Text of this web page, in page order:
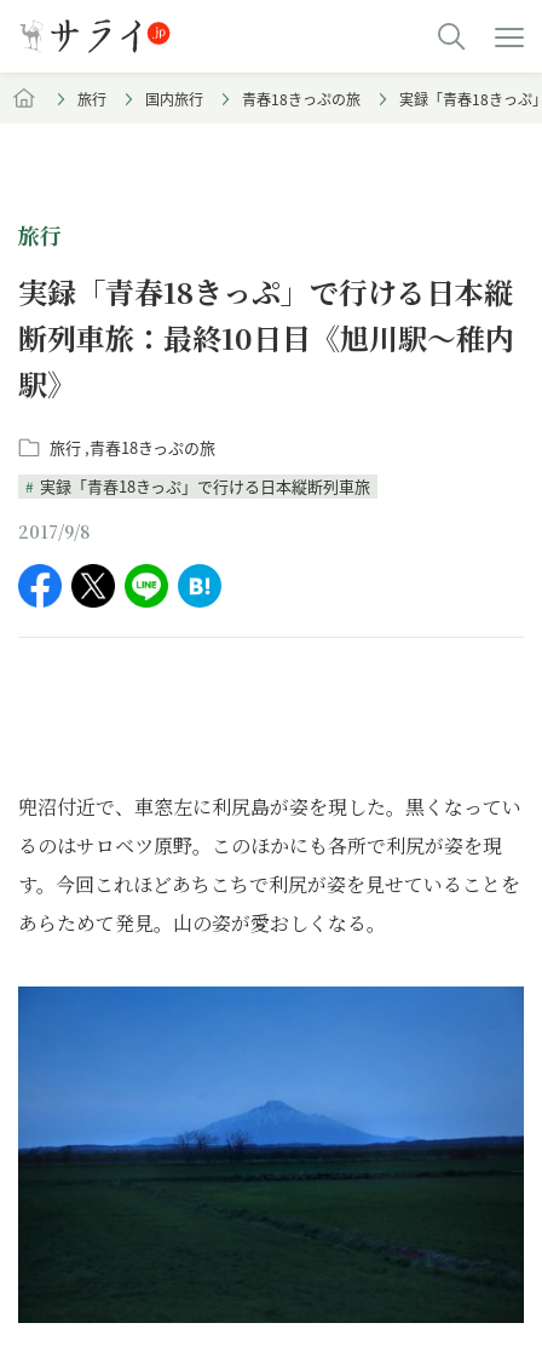
旅行 国内旅行 青春18きっぷの旅 実録「青春18きっぷ
旅行
実録「青春18きっぷ」で行ける日本縦
断列車旅：最終10日目《旭川駅～稚内
駅》
旅行 青春18きっぷの旅
実録「青春18きっぷ」で行ける日本縦断列車旅
2017/9/8
兜沼付近で、車窓左に利尻島が姿を現した。黒くなってい
るのはサロベツ原野。このほかにも各所で利尻が姿を現
す。今回これほどあちこちで利尻が姿を見せていることを
あらためて発見。山の姿が愛おしくなる。